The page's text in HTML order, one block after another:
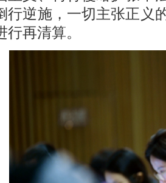
行逆施，一切主张正义
行再清算。